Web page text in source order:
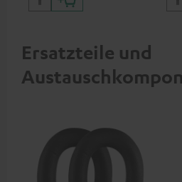
Ersatzteile und